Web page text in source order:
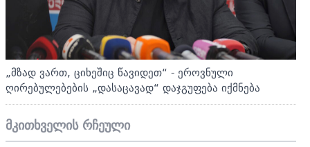
„მზად ვართ, ციხეშიც წავიდეთ“ - ეროვნული
ღირებულებების „დასაცავად“ დაჯგუფება იქმნება
მკითხველის რჩეული